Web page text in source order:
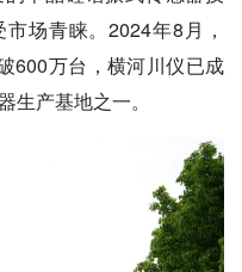
场青睐。2024年8月，
600万台，横河川仪已成
生产基地之一。